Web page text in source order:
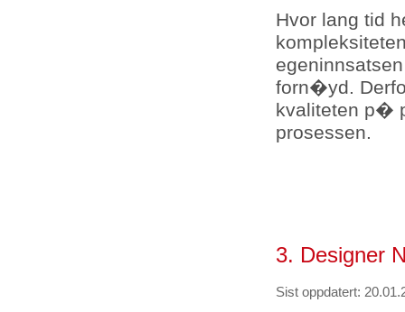
Hvor lang tid
forn�yd.
kvaliteten p�
prosessen.
3. Designer
Sist oppdatert: